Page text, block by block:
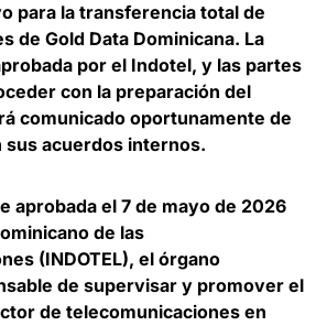
para la transferencia total de
de Gold Data Dominicana. La
por el Indotel, y las partes
con la preparación del
comunicado oportunamente de
acuerdos internos.
aprobada el 7 de mayo de 2026
de las
(INDOTEL), el órgano
de supervisar y promover el
de telecomunicaciones en